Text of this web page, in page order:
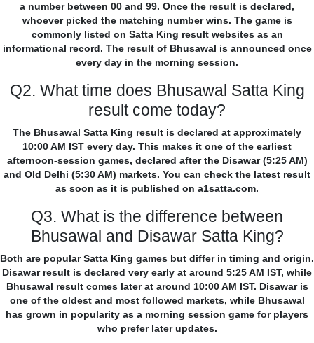
a number between 00 and 99. Once the result is declared,
whoever picked the matching number wins. The game is
commonly listed on Satta King result websites as an
informational record. The result of Bhusawal is announced once
every day in the morning session.
Q2. What time does Bhusawal Satta King
result come today?
The Bhusawal Satta King result is declared at approximately
10:00 AM IST every day. This makes it one of the earliest
afternoon-session games, declared after the Disawar (5:25 AM)
and Old Delhi (5:30 AM) markets. You can check the latest result
as soon as it is published on a1satta.com.
Q3. What is the difference between
Bhusawal and Disawar Satta King?
Both are popular Satta King games but differ in timing and origin.
Disawar result is declared very early at around 5:25 AM IST, while
Bhusawal result comes later at around 10:00 AM IST. Disawar is
one of the oldest and most followed markets, while Bhusawal
has grown in popularity as a morning session game for players
who prefer later updates.